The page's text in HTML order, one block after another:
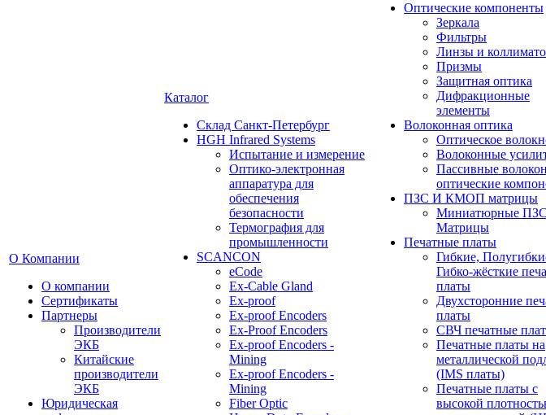
О Компании
О компании
Сертификаты
Партнеры
Производители
ЭКБ
Китайские
производители
ЭКБ
Юридическая
Каталог
Cклад Санкт-Петербург
HGH Infrared Systems
Испытание и измерение
Оптико-электронная
аппаратура для
обеспечения
безопасности
Термография для
промышленности
SCANCON
eCode
Ex-Cable Gland
Ex-proof
Ex-proof Encoders
Ex-Proof Encoders
Ex-proof Encoders -
Mining
Ex-proof Encoders -
Mining
Fiber Optic
Оптические компоненты
Зеркала
Фильтры
Линзы и
Призмы
Защитная оптика
Дифракционные
элементы
Волоконная оптика
Оптическое
Волоконные
Пассивные
оптические
ПЗС И КМОП матрицы
Миниатюрные ПЗС
Матрицы
Печатные платы
Гибкие,
Гибко-жёсткие
платы
Двухсторонние
платы
СВЧ печатные
Печатные платы на
металлической
(IMS платы)
Печатные платы с
высокой